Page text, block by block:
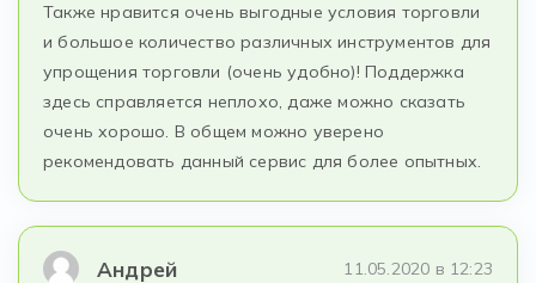
Также нравится очень выгодные условия торговли
и большое количество различных инструментов для
упрощения торговли (очень удобно)! Поддержка
здесь справляется неплохо, даже можно сказать
очень хорошо. В общем можно уверено
рекомендовать данный сервис для более опытных.
Андрей 11.05.2020 в 12:23